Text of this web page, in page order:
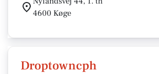
4600 Køge
Droptowncph